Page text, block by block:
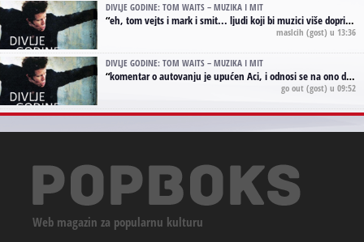
DIVLJE GODINE: TOM WAITS – MUZIKA I MIT
“eh, tom vejts i mark i smit... ljudi koji bi muzici više doprineli da su radili kao vozači tramvaja u gsp-u.
maslcih (gost) u 13:36
DIVLJE GODINE: TOM WAITS – MUZIKA I MIT
“komentar o autovanju je upućen Aci, i odnosi se na ono drugo autovanje...'senzualnost Waitsa' ;)
go out (gost) u 09:52
Web magazin za popularnu kulturu